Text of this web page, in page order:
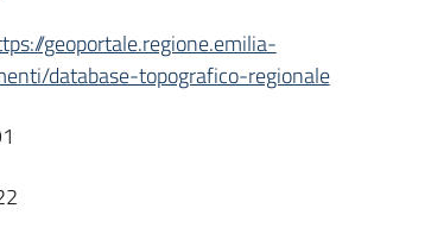
geoportale.regione.emilia-
database-topografico-regionale